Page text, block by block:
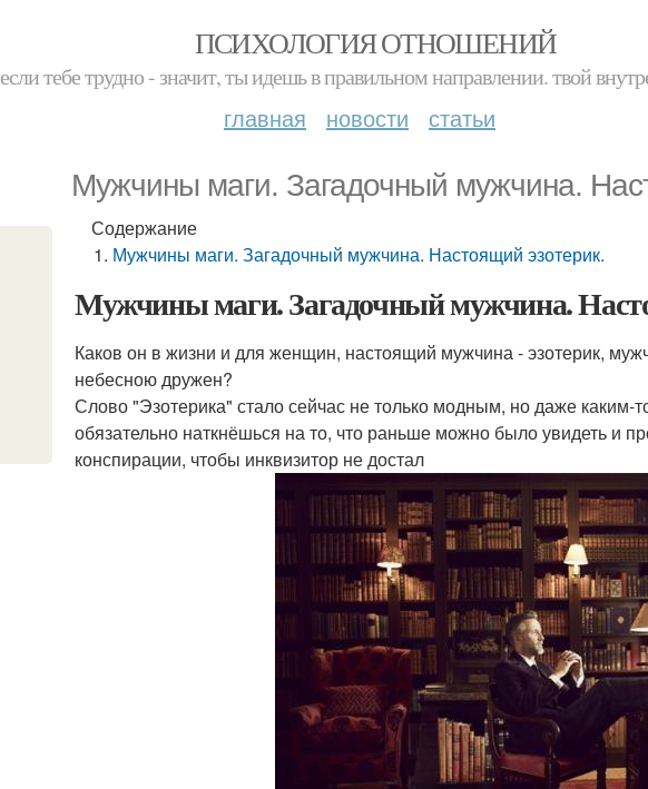
ПСИХОЛОГИЯ ОТНОШЕНИЙ
если тебе трудно - значит, ты идешь в правильном направлении. твой
главная новости статьи
Мужчины маги. Загадочный мужчина.
Содержание
Мужчины маги. Загадочный мужчина. Настоящий эзотерик.
Мужчины маги. Загадочный мужчина.
Каков он в жизни и для женщин, настоящий мужчина - эзотерик,
небесною дружен?
Слово "Эзотерика" стало сейчас не только модным, но даже
обязательно наткнёшься на то, что раньше можно было увидеть и
конспирации, чтобы инквизитор не достал